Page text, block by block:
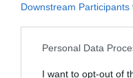
Downstream Participants
Personal Data
I want to opt-out of